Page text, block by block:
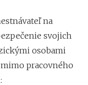
na
svojich
osobami
pracovného